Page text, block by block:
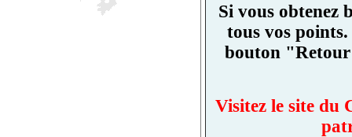
Si vous obtenez
tous vos
bouton
Visitez le site du